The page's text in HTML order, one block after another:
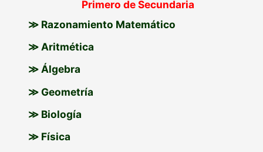
r
p
o
Primero de Secundaria
≫ Razonamiento Matemático
≫ Aritmética
≫ Álgebra
≫ Geometría
≫ Biología
≫ Física